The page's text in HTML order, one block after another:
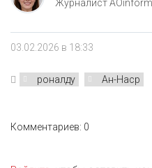
Журналист AOinform
03.02.2026 в 18:33
роналду Ан-Наср
Комментариев: 0